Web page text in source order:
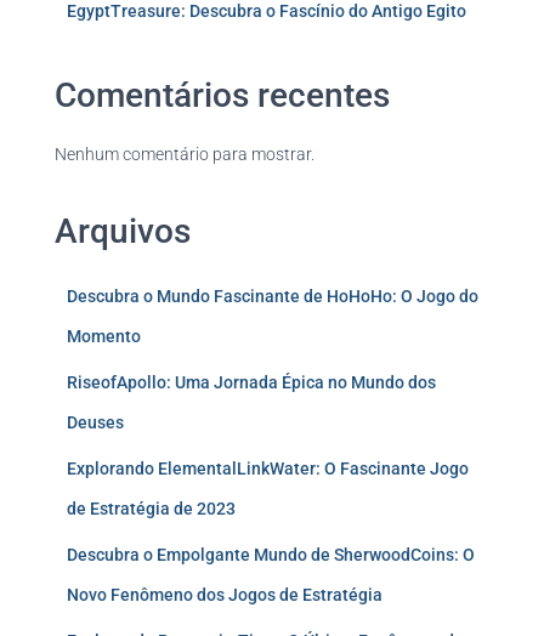
EgyptTreasure: Descubra o Fascínio do Antigo Egito
Comentários recentes
Nenhum comentário para mostrar.
Arquivos
Descubra o Mundo Fascinante de HoHoHo: O Jogo do
Momento
RiseofApollo: Uma Jornada Épica no Mundo dos
Deuses
Explorando ElementalLinkWater: O Fascinante Jogo
de Estratégia de 2023
Descubra o Empolgante Mundo de SherwoodCoins: O
Novo Fenômeno dos Jogos de Estratégia